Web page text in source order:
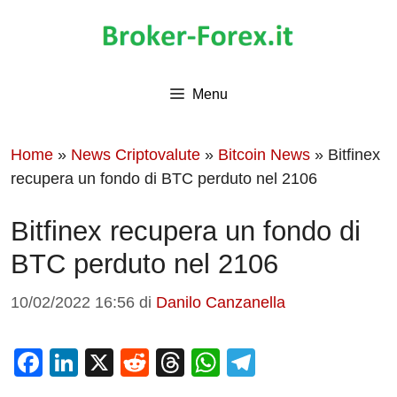
Menu
Home » News Criptovalute » Bitcoin News » Bitfinex
recupera un fondo di BTC perduto nel 2106
Bitfinex recupera un fondo di
BTC perduto nel 2106
10/02/2022 16:56 di Danilo Canzanella
F
Li
X
R
T
W